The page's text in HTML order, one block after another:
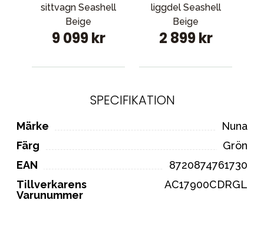
sittvagn Seashell
Beige
9 099 kr
liggdel Seashell
Beige
2 899 kr
SPECIFIKATION
Märke
Nuna
Färg
Grön
EAN
8720874761730
Tillverkarens
Varunummer
AC17900CDRGL